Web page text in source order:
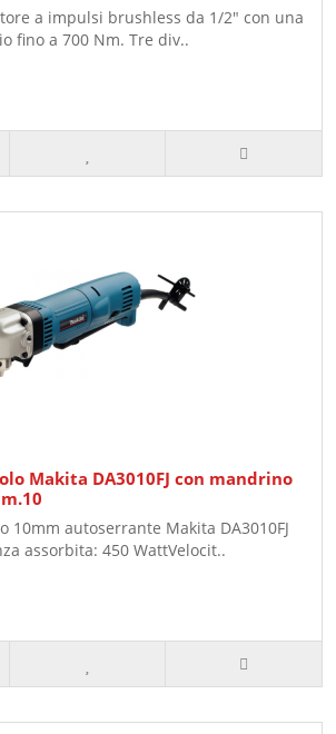
a impulsi brushless da 1/2" con una
fino a 700 Nm. Tre div..
Makita DA3010FJ con mandrino
10mm autoserrante Makita DA3010FJ
assorbita: 450 WattVelocit..